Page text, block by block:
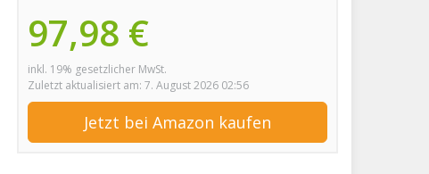
97,98 €
inkl. 19% gesetzlicher MwSt.
Zuletzt aktualisiert am: 7. August 2026 02:56
Jetzt bei Amazon kaufen